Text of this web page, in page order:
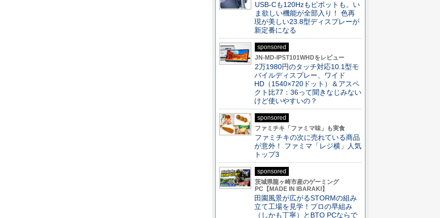
USB-Cも120Hzもピボットも。い
ま欲しい機能が全部入り！ 色再
現が美しい23.8型ディスプレーが
新定番になる
sponsored
JN-MD-IPST101WHDをレビュー
2万1980円のタッチ対応10.1型モ
バイルディスプレー、ワイド
HD（1540×720ドット）＆アスペ
クト比77：36って聞きなじみない
けど使いやすいの？
sponsored
ファミチキ「ファミマ味」も実食
ファミチキの次に売れている商品
が意外！ ファミマ「レジ横」人気
トップ3
sponsored
茨城県龍ヶ崎市産のゲーミング
PC【MADE IN IBARAKI】
田園風景が広がるSTORMの組み
立て工場を見学！プロの早組み
（しかも丁寧）とBTO PCならで